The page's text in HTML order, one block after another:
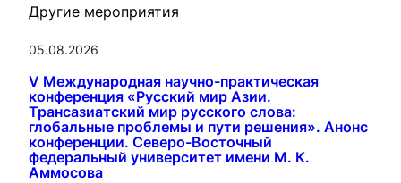
Другие мероприятия
05.08.2026
V Международная научно-практическая
конференция «Русский мир Азии.
Трансазиатский мир русского слова:
глобальные проблемы и пути решения». Анонс
конференции. Северо-Восточный
федеральный университет имени М. К.
Аммосова